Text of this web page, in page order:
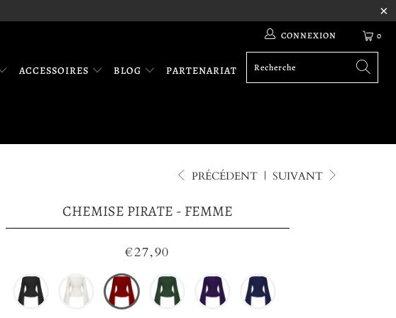
0
CONNEXION
ACCESSOIRES BLOG PARTENARIAT
PRÉCÉDENT | SUIVANT
CHEMISE PIRATE - FEMME
€27,90